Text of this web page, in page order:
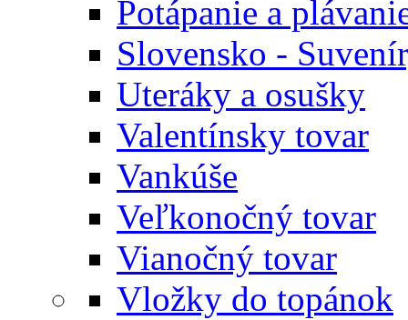
Potápanie a
Slovensko -
Uteráky a osušky
Valentínsky tovar
Vankúše
Veľkonočný tovar
Vianočný tovar
Vložky do topánok